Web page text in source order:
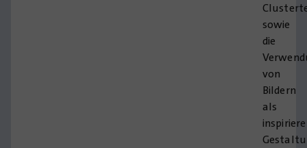
sowie
die
von
Bildern
als